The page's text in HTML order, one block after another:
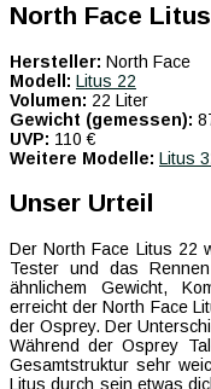
North Face
Hersteller: North Face
Modell: Litus 22
Volumen: 22 Liter
Gewicht (gemessen):
UVP: 110 €
Weitere Modelle: Litus
Unser Urteil
Der North Face Litus 22
Tester und das
ähnlichem Gewicht,
erreicht der North Face
der Osprey. Der
Während der Osprey
Gesamtstruktur sehr
Litus durch sein etwas